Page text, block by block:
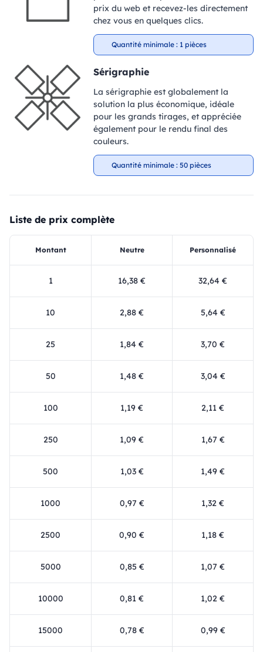
prix du web et recevez-les directement
chez vous en quelques clics.
Quantité minimale : 1 pièces
Sérigraphie
La sérigraphie est globalement la
solution la plus économique, idéale
pour les grands tirages, et appréciée
également pour le rendu final des
couleurs.
Quantité minimale : 50 pièces
Liste de prix complète
Montant Neutre Personnalisé
1 16,38 € 32,64 €
10 2,88 € 5,64 €
25 1,84 € 3,70 €
50 1,48 € 3,04 €
100 1,19 € 2,11 €
250 1,09 € 1,67 €
500 1,03 € 1,49 €
1000 0,97 € 1,32 €
2500 0,90 € 1,18 €
5000 0,85 € 1,07 €
10000 0,81 € 1,02 €
15000 0,78 € 0,99 €